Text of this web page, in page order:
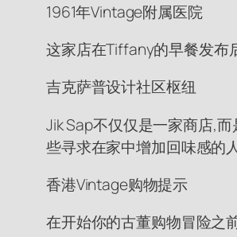
1961年Vintage附属医院
这家店在Tiffany的早餐发布
吉克萨普设计社区枢纽
Jik Sap不仅仅是一家商店,
些寻求在家中增加回味感的
香港Vintage购物提示
在开始你的古董购物冒险之